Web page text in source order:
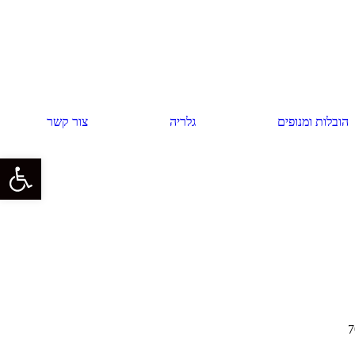
הובלות ומנופים גלריה צור קשר
פתח